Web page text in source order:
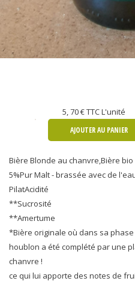
5, 70 €TTC L'unité
AJOUTER AU PANIER
Bière Blonde au chanvre,Bière
5%Pur Malt - brassée avec de
PilatAcidité
**Sucrosité
**Amertume
*Bière originale où dans sa
houblon a été complété par une
chanvre !
ce qui lui apporte des notes de